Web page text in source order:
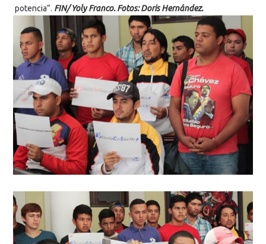
potencia”. FIN/ Yoly Franco. Fotos: Doris Hernández.